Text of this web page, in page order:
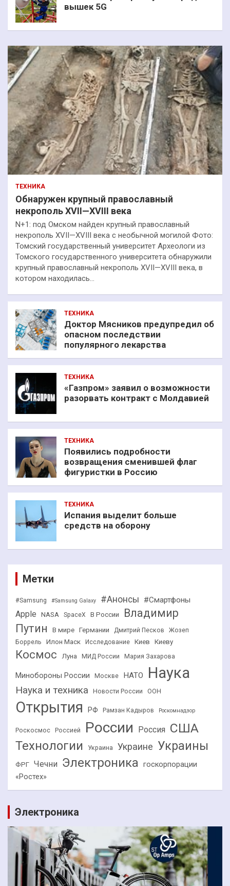
вышек 5G
ТЕХНИКА
Обнаружен крупный православный
некрополь XVII—XVIII века
N+1: под Омском найден крупный православный
некрополь XVII—XVIII века с необычной могилой Фото:
Томский государственный университет Археологи из
Томского государственного университета обнаружили
крупный православный некрополь XVII—XVIII века, в
котором находилась…
ТЕХНИКА
Доктор Мясников предупредил об
опасном последствии
популярного лекарства
ТЕХНИКА
«Газпром» заявил о возможности
разорвать контракт с Молдавией
ТЕХНИКА
Появились подробности
возвращения сменившей флаг
фигуристки в Россию
ТЕХНИКА
Испания выделит больше
средств на оборону
Метки
#Samsung #Samsung Galaxy #Анонсы #Смартфоны
Apple NASA SpaceX В России
Владимир
Путин
В мире Германии Дмитрий Песков
Жозеп
Боррель
Илон Маск Исследование Киев Киеву
Космос Луна МИД России Мария Захарова
Минобороны России Москве НАТО Наука
Наука и техника Новости России ООН
Открытия РФ Рамзан Кадыров Роскомнадзор
Роскосмос Россией России Россия США
Технологии Украина Украине Украины
ФРГ Чечни Электроника госкорпорации
«Ростех»
Электроника